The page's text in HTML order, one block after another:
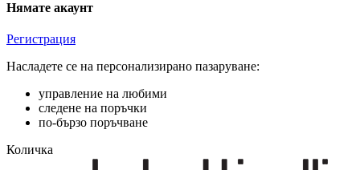
Нямате акаунт
Регистрация
Насладете се на персонализирано пазаруване:
управление на любими
следене на поръчки
по-бързо поръчване
Количка